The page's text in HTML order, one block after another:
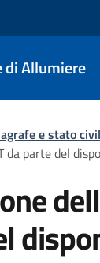
di Allumiere
e stato
da parte del